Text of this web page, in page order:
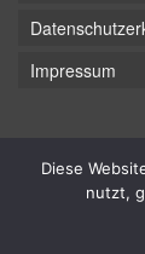
Impressum
© Hans-Wurst.net -
Diese
nutzt,